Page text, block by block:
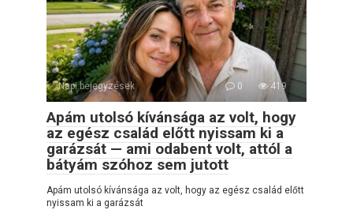
Napi bejegyzések 0 419
Apám utolsó kívánsága az volt, hogy
az egész család előtt nyissam ki a
garázsát — ami odabent volt, attól a
bátyám szóhoz sem jutott
Apám utolsó kívánsága az volt, hogy az egész család előtt
nyissam ki a garázsát